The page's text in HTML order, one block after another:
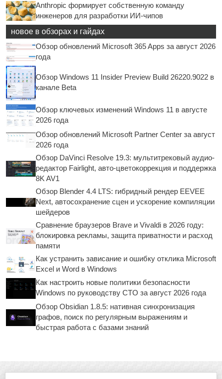
Anthropic формирует собственную команду
инженеров для разработки ИИ-чипов
новое в обзорах и гайдах
Обзор обновлений Microsoft 365 Apps за август 2026
года
Обзор Windows 11 Insider Preview Build 26220.9022 в
канале Beta
Обзор ключевых изменений Windows 11 в августе
2026 года
Обзор обновлений Microsoft Partner Center за август
2026 года
Обзор DaVinci Resolve 19.3: мультитрековый аудио-
редактор Fairlight, авто-цветокоррекция и поддержка
8K AV1
Обзор Blender 4.4 LTS: гибридный рендер EEVEE
Next, автосохранение сцен и ускорение компиляции
шейдеров
Сравнение браузеров Brave и Vivaldi в 2026 году:
блокировка рекламы, защита приватности и расход
памяти
Как устранить зависание и ошибку отклика Microsoft
Excel и Word в Windows
Как настроить новые политики безопасности
Windows по руководству CTO за август 2026 года
Обзор Obsidian 1.8.5: нативная синхронизация
графов, поиск по регулярным выражениям и
быстрая работа с базами знаний